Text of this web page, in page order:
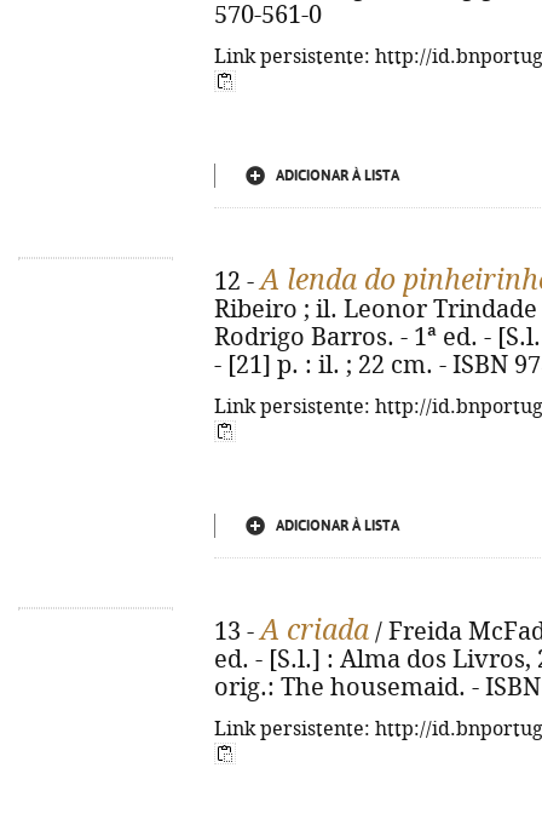
570-561-0
Link persistente: http://
ADICIONAR À LISTA
12 -A lenda do
Ribeiro ; il. Leonor Trindade
Rodrigo Barros. - 1ª ed. -
- [21] p. : il. ; 22 cm. - ISBN
Link persistente: http://
ADICIONAR À LISTA
13 -A criada / Freida
ed. - [S.l.] : Alma dos Livros,
orig.: The housemaid. - ISBN
Link persistente: http://